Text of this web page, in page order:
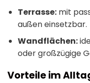
Terrasse:mit
außen einsetzbar.
Wandflächen:
oder großzügige
Vorteile im